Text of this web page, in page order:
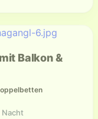
Balkon &
Nacht